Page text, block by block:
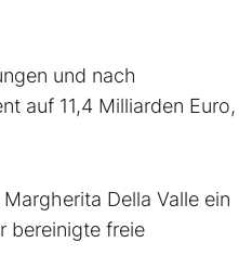
und nach
auf 11,4 Milliarden Euro,
Della Valle ein
bereinigte freie